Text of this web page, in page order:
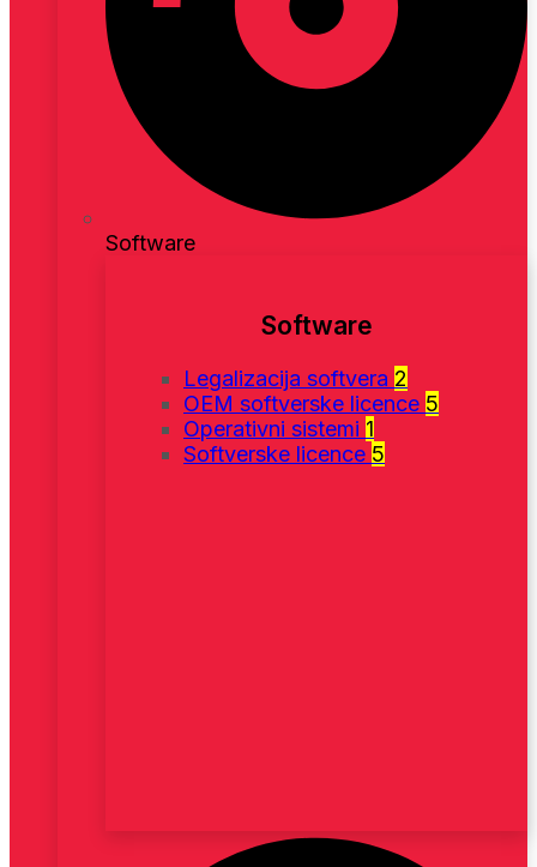
Software
Software
Legalizacija softvera 2
OEM softverske licence 5
Operativni sistemi 1
Softverske licence 5